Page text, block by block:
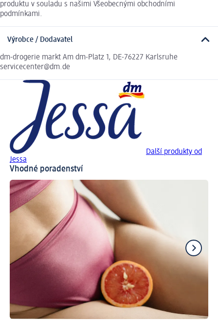
produktu v souladu s našimi Všeobecnými obchodními
podmínkami.
Výrobce / Dodavatel
dm-drogerie markt Am dm-Platz 1, DE-76227 Karlsruhe
servicecenter@dm.de
Další produkty od
Jessa
Vhodné poradenství